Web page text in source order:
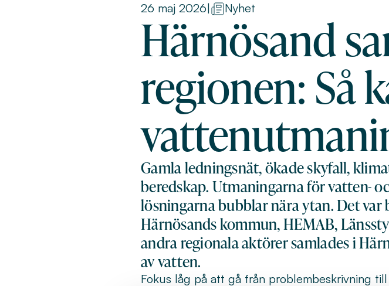
26 maj 2026| Nyhet
Härnösand
regionen: Så
Gamla ledningsnät, ökade skyfall,
beredskap. Utmaningarna för vatten-
lösningarna bubblar nära ytan. Det
Härnösands kommun, HEMAB,
andra regionala aktörer samlades i
av vatten.
Fokus låg på att gå från problembeskrivning